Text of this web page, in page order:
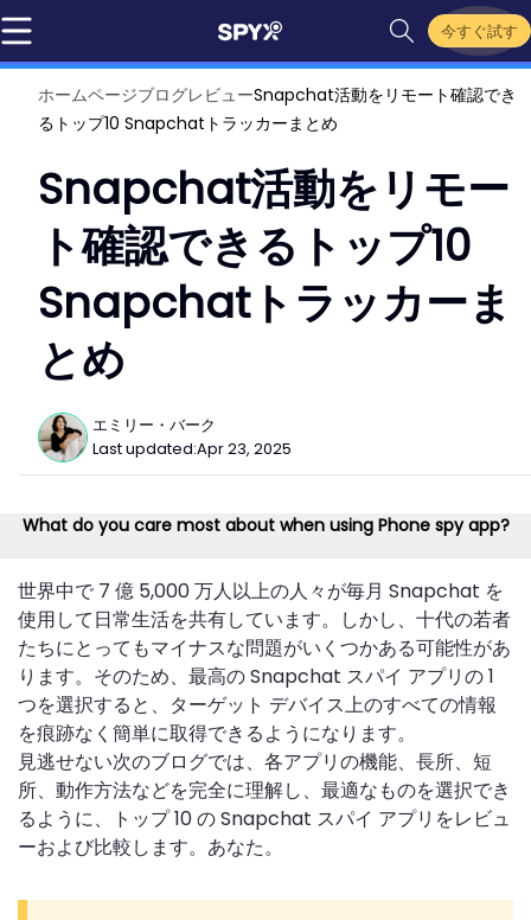
今すぐ試す
ホームページブログレビューSnapchat活動をリモート確認でき
るトップ10 Snapchatトラッカーまとめ
Snapchat活動をリモー
ト確認できるトップ10
Snapchatトラッカーま
とめ
エミリー・バーク
Last updated:Apr 23, 2025
What do you care most about when using Phone spy app?
世界中で 7 億 5,000 万人以上の人々が毎月 Snapchat を
使用して日常生活を共有しています。しかし、十代の若者
たちにとってもマイナスな問題がいくつかある可能性があ
ります。そのため、最高の Snapchat スパイ アプリの 1
つを選択すると、ターゲット デバイス上のすべての情報
を痕跡なく簡単に取得できるようになります。
見逃せない次のブログでは、各アプリの機能、長所、短
所、動作方法などを完全に理解し、最適なものを選択でき
るように、トップ 10 の Snapchat スパイ アプリをレビュ
ーおよび比較します。あなた。